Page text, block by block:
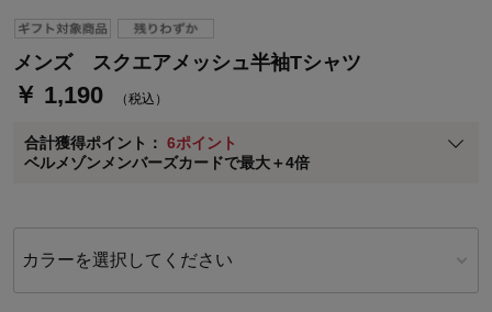
メンズ スクエアメッシュ半袖Tシャツ
￥ 1,190 （税込）
合計獲得ポイント： 6ポイント
ベルメゾンメンバーズカードで最大＋4倍
ベルメゾン・ポイントについて
通常商品送料無料 返品引取無料（JCBのみ）
即時入会なら更に500円OFFクーポンプレゼント
※メンバーズカードの加算ポイントはステージ倍率適用前の基本ポイント
に対して適用されます。
カラーを選択してください